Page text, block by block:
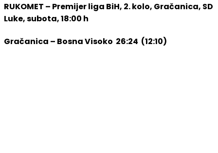
RUKOMET – Premijer liga BiH, 2. kolo, Gračanica, SD
Luke, subota, 18:00 h
Gračanica – Bosna Visoko 26:24 (12:10)